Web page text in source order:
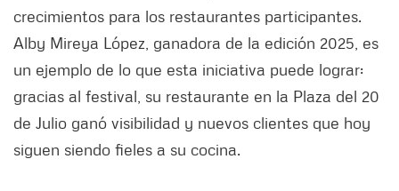
crecimientos para los restaurantes participantes.
Alby Mireya López, ganadora de la edición 2025, es
un ejemplo de lo que esta iniciativa puede lograr:
gracias al festival, su restaurante en la Plaza del 20
de Julio ganó visibilidad y nuevos clientes que hoy
siguen siendo fieles a su cocina.